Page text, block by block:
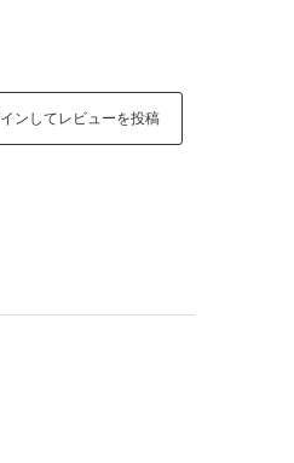
ンしてレビューを投稿